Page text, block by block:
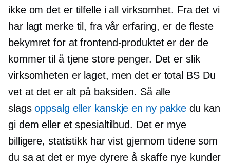
ikke om det er tilfelle i all virksomhet. Fra det vi
har lagt merke til, fra vår erfaring, er de fleste
bekymret for at frontend-produktet er der de
kommer til å tjene store penger. Det er slik
virksomheten er laget, men det er total BS Du
vet at det er alt på baksiden. Så alle
slagsoppsalg eller kanskje en ny pakke du kan
gi dem eller et spesialtilbud. Det er mye
billigere, statistikk har vist gjennom tidene som
du sa at det er mye dyrere å skaffe nye kunder